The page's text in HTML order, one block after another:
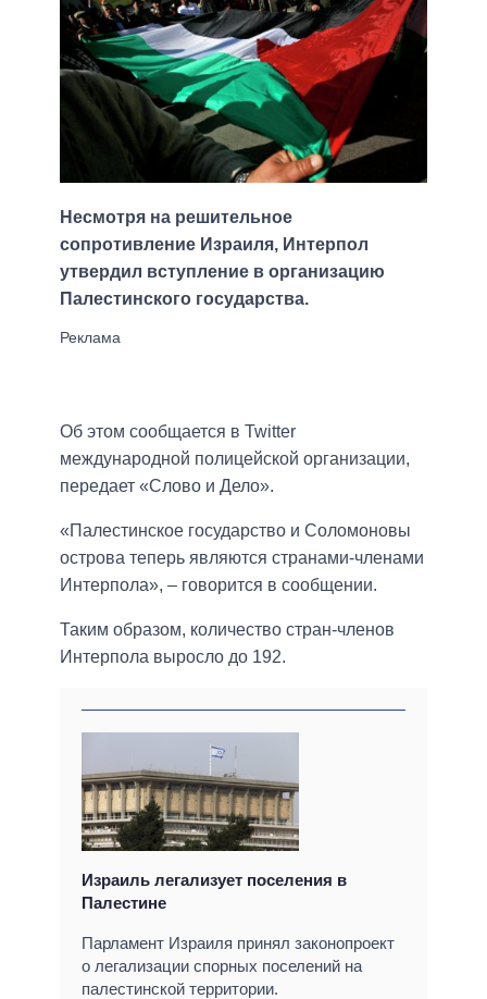
Несмотря на решительное
сопротивление Израиля, Интерпол
утвердил вступление в организацию
Палестинского государства.
Об этом сообщается в Twitter
международной полицейской организации,
передает «Слово и Дело».
«Палестинское государство и Соломоновы
острова теперь являются странами-членами
Интерпола», – говорится в сообщении.
Таким образом, количество стран-членов
Интерпола выросло до 192.
Израиль легализует поселения в
Палестине
Парламент Израиля принял законопроект
о легализации спорных поселений на
палестинской территории.